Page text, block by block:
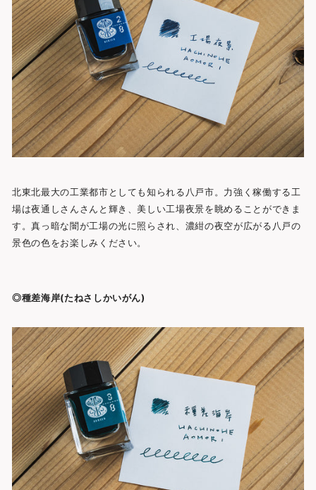
北東北最大の工業都市としても知られる八戸市。 力強く稼働する工
場は夜通しさんさんと輝き、美しい工場夜景を眺めることができま
す。真っ暗な闇が工場の光に照らされ、濃紺の夜空が広がる八戸の
景色の色をお楽しみください。
◎種差海岸(たねさしかいがん)